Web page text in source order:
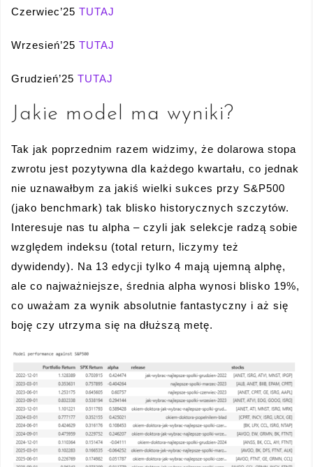
Czerwiec’25 TUTAJ
Wrzesień’25 TUTAJ
Grudzień’25 TUTAJ
Jakie model ma wyniki?
Tak jak poprzednim razem widzimy, że dolarowa stopa
zwrotu jest pozytywna dla każdego kwartału, co jednak
nie uznawałbym za jakiś wielki sukces przy S&P500
(jako benchmark) tak blisko historycznych szczytów.
Interesuje nas tu alpha – czyli jak selekcje radzą sobie
względem indeksu (total return, liczymy też
dywidendy). Na 13 edycji tylko 4 mają ujemną alphę,
ale co najważniejsze, średnia alpha wynosi blisko 19%,
co uważam za wynik absolutnie fantastyczny i aż się
boję czy utrzyma się na dłuższą metę.